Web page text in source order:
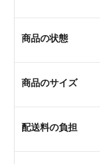
商品の状態
商品のサイズ
配送料の負担